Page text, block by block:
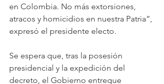
en Colombia. No más extorsiones,
atracos y homicidios en nuestra Patria”,
expresó el presidente electo.
Se espera que, tras la posesión
presidencial y la expedición del
decreto, el Gobierno entregue